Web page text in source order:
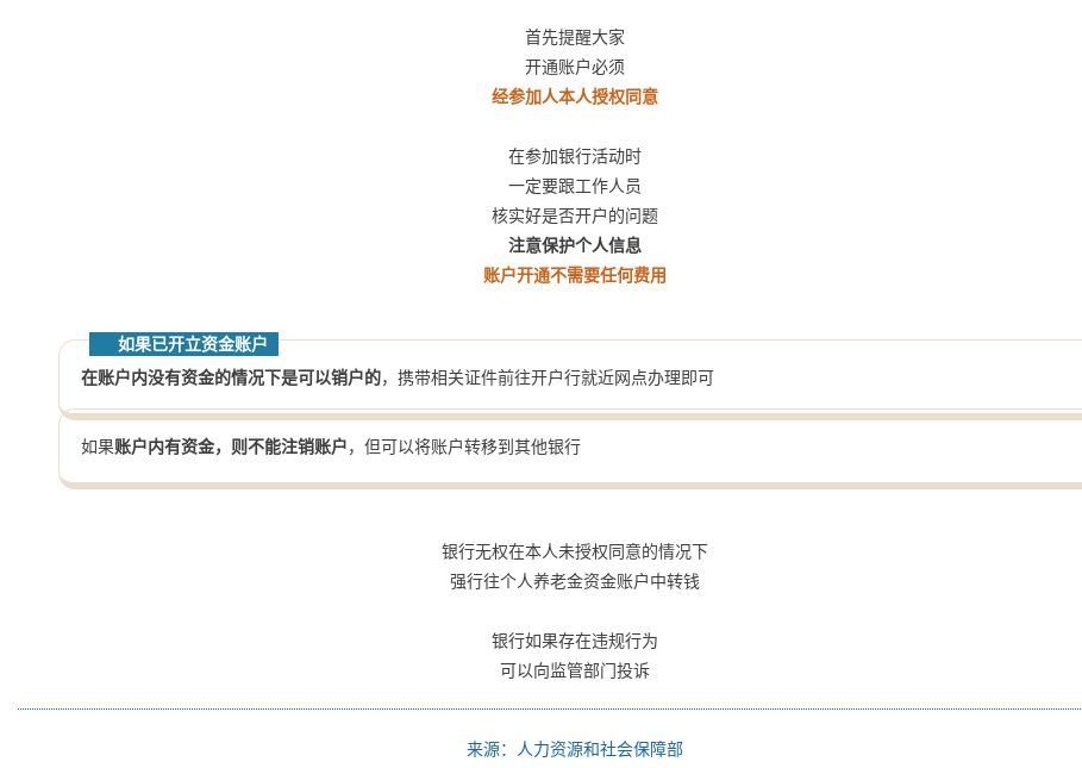
首先提醒大家
开通账户必须
经参加人本人授权同意
在参加银行活动时
一定要跟工作人员
核实好是否开户的问题
注意保护个人信息
账户开通不需要任何费用
如果已开立资金账户
在账户内没有资金的情况下是可以销户的，携带相关证件前往开户行就近网点办理即可
如果账户内有资金，则不能注销账户，但可以将账户转移到其他银行
银行无权在本人未授权同意的情况下
强行往个人养老金资金账户中转钱
银行如果存在违规行为
可以向监管部门投诉
来源：人力资源和社会保障部